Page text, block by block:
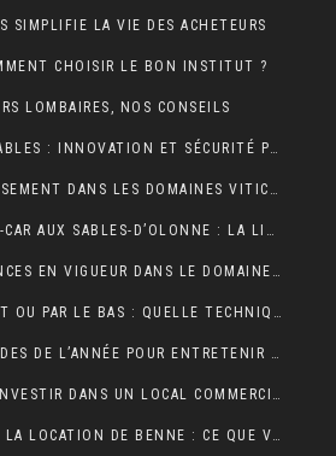
SIMPLIFIE LA VIE DES ACHETEURS
CHOISIR LE BON INSTITUT ?
LOMBAIRES, NOS CONSEILS
LES BORNES ESCAMOTABLES : INNOVATION ET SÉCURITÉ POUR L’ESPACE URBAIN
L’ESSOR DE L’INVESTISSEMENT DANS LES DOMAINES VITICOLES DE PROVENCE : UNE ANALYSE ÉCONOMIQUE ET CULTURELLE
LOCATION DE CAMPING-CAR AUX SABLES-D’OLONNE : LA LIBERTÉ DE DÉCOUVRIR LA CÔTE ATLANTIQUE
ZOOM SUR LES TENDANCES EN VIGUEUR DANS LE DOMAINE DU WEBMARKETING
RAMONAGE PAR LE HAUT OU PAR LE BAS : QUELLE TECHNIQUE EST LA PLUS EFFICACE ?
LES MEILLEURES PÉRIODES DE L’ANNÉE POUR ENTRETENIR VOS GOUTTIÈRES
6 BONNES RAISONS D’INVESTIR DANS UN LOCAL COMMERCIAL
LES COÛTS ASSOCIÉS À LA LOCATION DE BENNE : CE QUE VOUS DEVEZ SAVOIR